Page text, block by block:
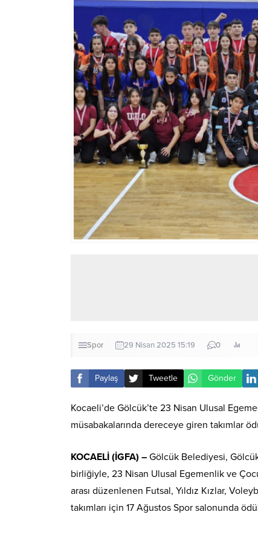
Spor 29 Nisan 2025 15:19 0
Paylaş Tweetle Gönder
Kocaeli’de Gölcük’te 23 Nisan Ulusal
müsabakalarında dereceye giren takımlar
KOCAELİ (İGFA) – Gölcük Belediyesi,
birliğiyle, 23 Nisan Ulusal Egemenlik ve
arası düzenlenen Futsal, Yıldız Kızlar,
takımları için 17 Ağustos Spor salonunda